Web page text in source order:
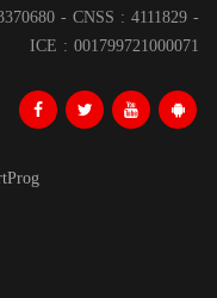
- CNSS : 4111829 -
ICE : 001799721000071